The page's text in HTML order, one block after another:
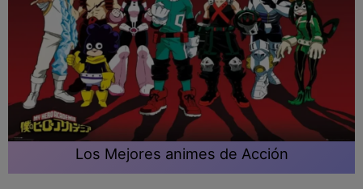
Los Mejores animes de Acción